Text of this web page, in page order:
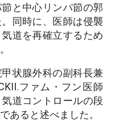
と中心リンパ節の郭
同時に、医師は侵襲
道を再確立するため
状腺外科の副科長兼
ファム・フン医師
道コントロールの段
あると述べました。